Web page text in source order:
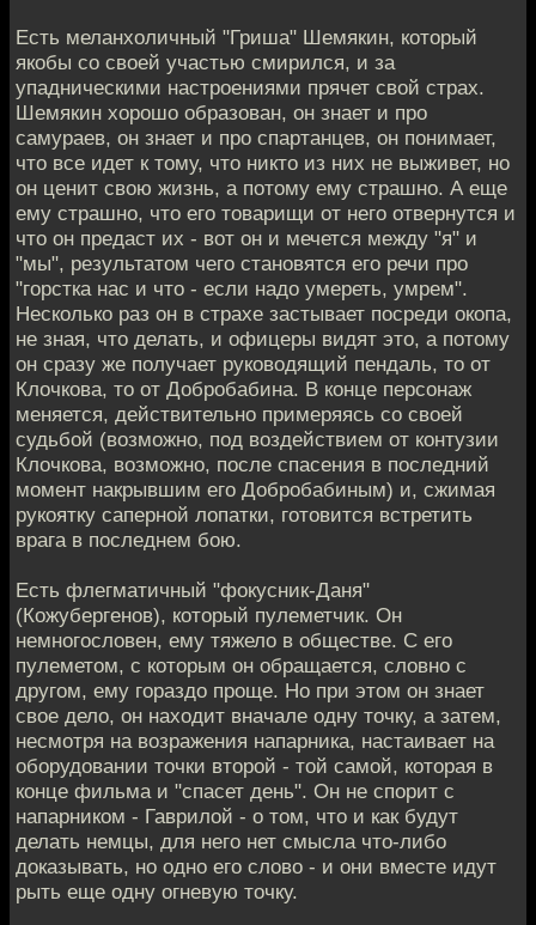
Есть меланхоличный "Гриша" Шемякин, который
якобы со своей участью смирился, и за
упадническими настроениями прячет свой страх.
Шемякин хорошо образован, он знает и про
самураев, он знает и про спартанцев, он понимает,
что все идет к тому, что никто из них не выживет, но
он ценит свою жизнь, а потому ему страшно. А еще
ему страшно, что его товарищи от него отвернутся и
что он предаст их - вот он и мечется между "я" и
"мы", результатом чего становятся его речи про
"горстка нас и что - если надо умереть, умрем".
Несколько раз он в страхе застывает посреди окопа,
не зная, что делать, и офицеры видят это, а потому
он сразу же получает руководящий пендаль, то от
Клочкова, то от Добробабина. В конце персонаж
меняется, действительно примеряясь со своей
судьбой (возможно, под воздействием от контузии
Клочкова, возможно, после спасения в последний
момент накрывшим его Добробабиным) и, сжимая
рукоятку саперной лопатки, готовится встретить
врага в последнем бою.
Есть флегматичный "фокусник-Даня"
(Кожубергенов), который пулеметчик. Он
немногословен, ему тяжело в обществе. С его
пулеметом, с которым он обращается, словно с
другом, ему гораздо проще. Но при этом он знает
свое дело, он находит вначале одну точку, а затем,
несмотря на возражения напарника, настаивает на
оборудовании точки второй - той самой, которая в
конце фильма и "спасет день". Он не спорит с
напарником - Гаврилой - о том, что и как будут
делать немцы, для него нет смысла что-либо
доказывать, но одно его слово - и они вместе идут
рыть еще одну огневую точку.